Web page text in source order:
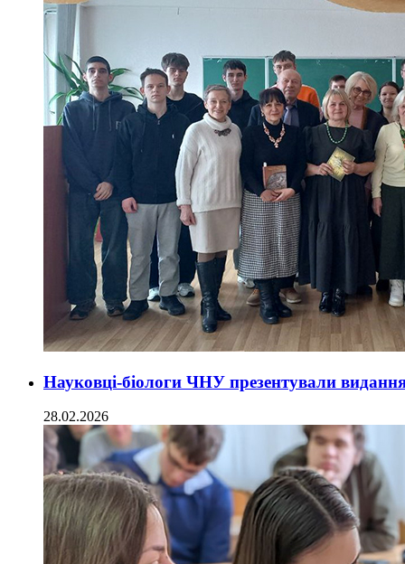
Науковці-біологи ЧНУ презентували
28.02.2026